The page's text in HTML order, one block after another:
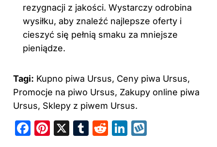
rezygnacji z jakości. Wystarczy odrobina
wysiłku, aby znaleźć najlepsze oferty i
cieszyć się pełnią smaku za mniejsze
pieniądze.
Tagi: Kupno piwa Ursus, Ceny piwa Ursus,
Promocje na piwo Ursus, Zakupy online piwa
Ursus, Sklepy z piwem Ursus.
F
Pi X
T
R
Li